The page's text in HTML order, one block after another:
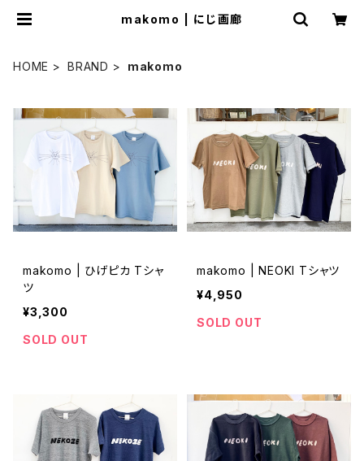
makomo | にじ画廊
HOME BRAND makomo
makomo | ひげピカ Tシャ
ツ
¥3,300
SOLD OUT
makomo | NEOKI Tシャツ
¥4,950
SOLD OUT